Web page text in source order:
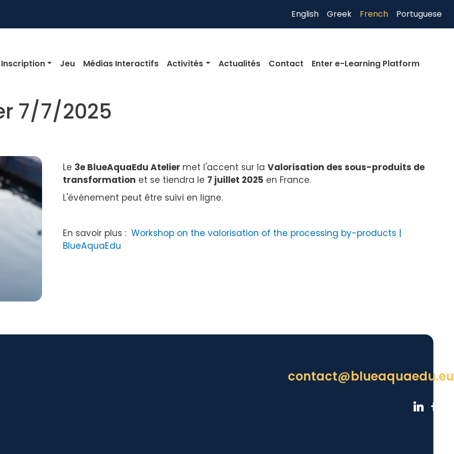
English Greek French Portuguese
Inscription Jeu Médias Interactifs Activités Actualités Contact Enter e-Learning Platform
7/7/2025
Le 3e BlueAquaEdu Atelier met l'accent sur la Valorisation des sous-produits de
transformation et se tiendra le 7 juillet 2025 en France.
L'événement peut être suivi en ligne.
En savoir plus : Workshop on the valorisation of the processing by-products |
BlueAquaEdu
contact@blueaquaedu.eu